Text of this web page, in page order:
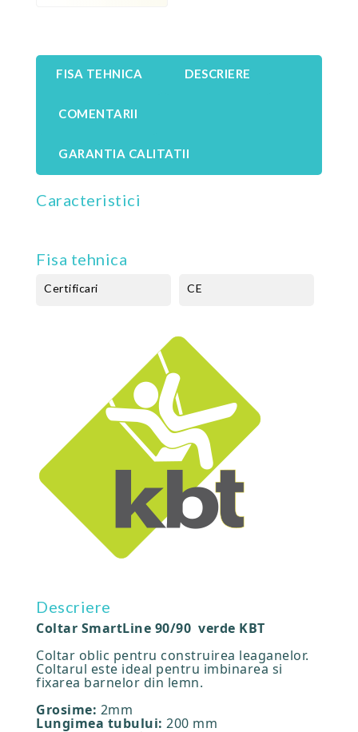
FISA TEHNICA DESCRIERE
COMENTARII
GARANTIA CALITATII
Caracteristici
Fisa tehnica
Certificari CE
Descriere
Coltar SmartLine 90/90 verde KBT
Coltar oblic pentru construirea leaganelor.
Coltarul este ideal pentru imbinarea si
fixarea barnelor din lemn.
Grosime: 2mm
Lungimea tubului: 200 mm